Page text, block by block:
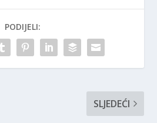
PODIJELI:
SLJEDEĆI